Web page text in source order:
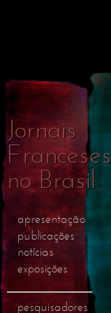
Jornais
Franceses
no Brasil
apresentação
publicações
notícias
exposições
pesquisadores